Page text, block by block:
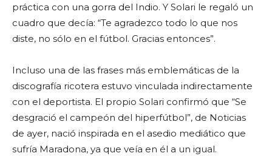
práctica con una gorra del Indio. Y Solari le regaló un
cuadro que decía: “Te agradezco todo lo que nos
diste, no sólo en el fútbol. Gracias entonces”.
Incluso una de las frases más emblemáticas de la
discografía ricotera estuvo vinculada indirectamente
con el deportista. El propio Solari confirmó que “Se
desgració el campeón del hiperfútbol”, de Noticias
de ayer, nació inspirada en el asedio mediático que
sufría Maradona, ya que veía en él a un igual.